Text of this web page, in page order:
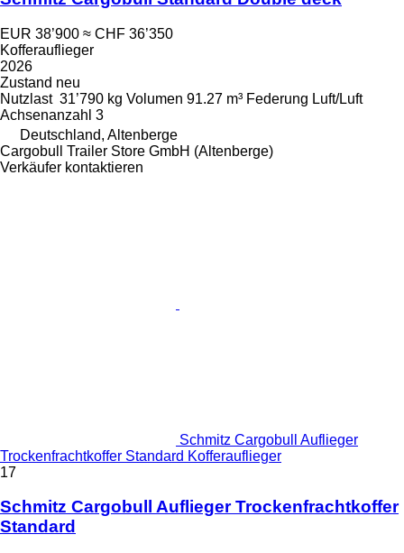
EUR 38’900 ≈ CHF 36’350
Kofferauflieger
2026
Zustand neu
Nutzlast 31’790 kg Volumen 91.27 m³ Federung Luft/Luft
Achsenanzahl 3
Deutschland, Altenberge
Cargobull Trailer Store GmbH (Altenberge)
Verkäufer kontaktieren
Schmitz Cargobull Auflieger
Trockenfrachtkoffer Standard Kofferauflieger
17
Schmitz Cargobull Auflieger Trockenfrachtkoffer
Standard